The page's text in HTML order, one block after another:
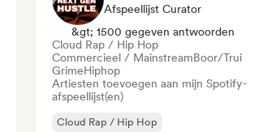
Afspeellijst Curator
&gt; 1500 gegeven antwoorden
Cloud Rap / Hip Hop
Commercieel / MainstreamBoor/Trui
GrimeHiphop
Artiesten toevoegen aan mijn Spotify-
afspeellijst(en)
Cloud Rap / Hip Hop